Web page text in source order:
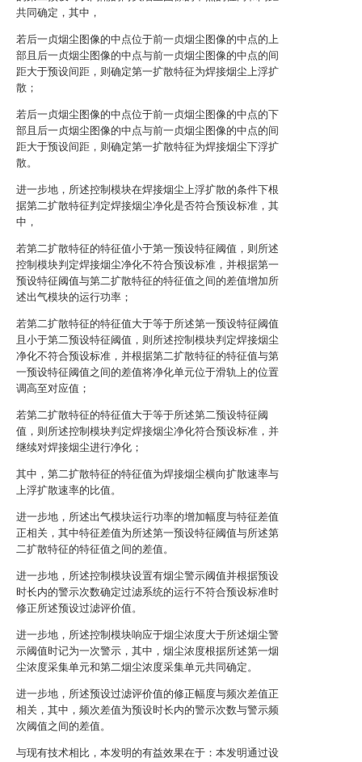
共同确定，其中，
若后一贞烟尘图像的中点位于前一贞烟尘图像的中点的上
部且后一贞烟尘图像的中点与前一贞烟尘图像的中点的间
距大于预设间距，则确定第一扩散特征为焊接烟尘上浮扩
散；
若后一贞烟尘图像的中点位于前一贞烟尘图像的中点的下
部且后一贞烟尘图像的中点与前一贞烟尘图像的中点的间
距大于预设间距，则确定第一扩散特征为焊接烟尘下浮扩
散。
进一步地，所述控制模块在焊接烟尘上浮扩散的条件下根
据第二扩散特征判定焊接烟尘净化是否符合预设标准，其
中，
若第二扩散特征的特征值小于第一预设特征阈值，则所述
控制模块判定焊接烟尘净化不符合预设标准，并根据第一
预设特征阈值与第二扩散特征的特征值之间的差值增加所
述出气模块的运行功率；
若第二扩散特征的特征值大于等于所述第一预设特征阈值
且小于第二预设特征阈值，则所述控制模块判定焊接烟尘
净化不符合预设标准，并根据第二扩散特征的特征值与第
一预设特征阈值之间的差值将净化单元位于滑轨上的位置
调高至对应值；
若第二扩散特征的特征值大于等于所述第二预设特征阈
值，则所述控制模块判定焊接烟尘净化符合预设标准，并
继续对焊接烟尘进行净化；
其中，第二扩散特征的特征值为焊接烟尘横向扩散速率与
上浮扩散速率的比值。
进一步地，所述出气模块运行功率的增加幅度与特征差值
正相关，其中特征差值为所述第一预设特征阈值与所述第
二扩散特征的特征值之间的差值。
进一步地，所述控制模块设置有烟尘警示阈值并根据预设
时长内的警示次数确定过滤系统的运行不符合预设标准时
修正所述预设过滤评价值。
进一步地，所述控制模块响应于烟尘浓度大于所述烟尘警
示阈值时记为一次警示，其中，烟尘浓度根据所述第一烟
尘浓度采集单元和第二烟尘浓度采集单元共同确定。
进一步地，所述预设过滤评价值的修正幅度与频次差值正
相关，其中，频次差值为预设时长内的警示次数与警示频
次阈值之间的差值。
与现有技术相比，本发明的有益效果在于：本发明通过设